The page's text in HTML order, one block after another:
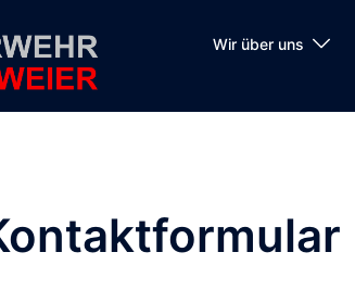
Wir über uns